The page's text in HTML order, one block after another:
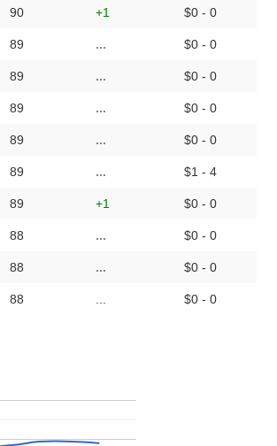
90 +1 $0 - 0
89 ... $0 - 0
89 ... $0 - 0
89 ... $0 - 0
89 ... $0 - 0
89 ... $1 - 4
89 +1 $0 - 0
88 ... $0 - 0
88 ... $0 - 0
88 $0 - 0